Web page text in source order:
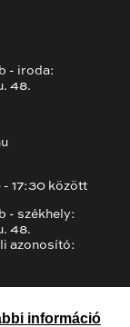
információ
- iroda:
48.
- 17:30 között
- székhely:
48.
azonosító: